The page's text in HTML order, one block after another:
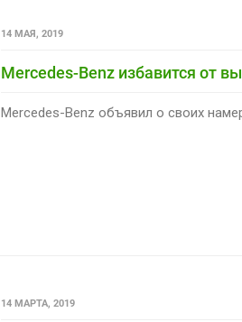
14 МАЯ, 2019
Mercedes-Benz избавится от
Mercedes-Benz объявил о своих
14 МАРТА, 2019